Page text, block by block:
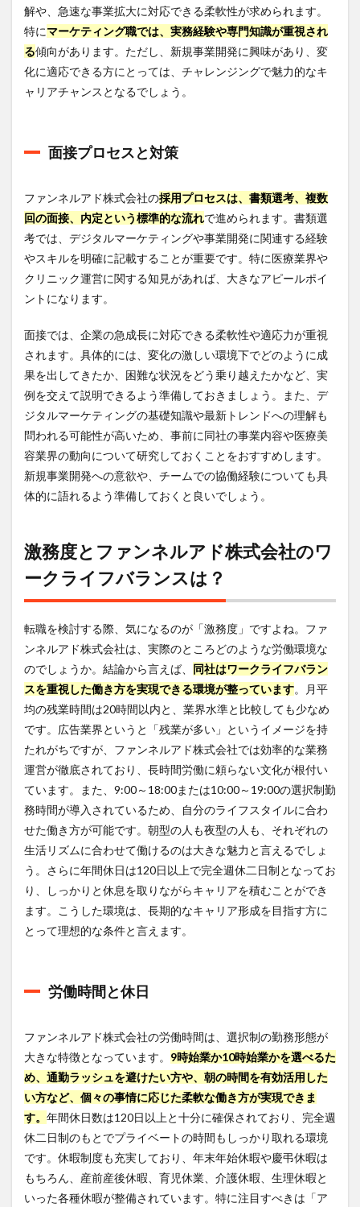
解や、急速な事業拡大に対応できる柔軟性が求められます。
特にマーケティング職では、実務経験や専門知識が重視され
る傾向があります。ただし、新規事業開発に興味があり、変
化に適応できる方にとっては、チャレンジングで魅力的なキ
ャリアチャンスとなるでしょう。
面接プロセスと対策
ファンネルアド株式会社の採用プロセスは、書類選考、複数
回の面接、内定という標準的な流れで進められます。書類選
考では、デジタルマーケティングや事業開発に関連する経験
やスキルを明確に記載することが重要です。特に医療業界や
クリニック運営に関する知見があれば、大きなアピールポイ
ントになります。
面接では、企業の急成長に対応できる柔軟性や適応力が重視
されます。具体的には、変化の激しい環境下でどのように成
果を出してきたか、困難な状況をどう乗り越えたかなど、実
例を交えて説明できるよう準備しておきましょう。また、デ
ジタルマーケティングの基礎知識や最新トレンドへの理解も
問われる可能性が高いため、事前に同社の事業内容や医療美
容業界の動向について研究しておくことをおすすめします。
新規事業開発への意欲や、チームでの協働経験についても具
体的に語れるよう準備しておくと良いでしょう。
激務度とファンネルアド株式会社のワ
ークライフバランスは？
転職を検討する際、気になるのが「激務度」ですよね。ファ
ンネルアド株式会社は、実際のところどのような労働環境な
のでしょうか。結論から言えば、 同社はワークライフバラン
スを重視した働き方を実現できる環境が整っています。月平
均の残業時間は20時間以内と、業界水準と比較しても少なめ
です。広告業界というと「残業が多い」というイメージを持
たれがちですが、ファンネルアド株式会社では効率的な業務
運営が徹底されており、長時間労働に頼らない文化が根付い
ています。また、9:00～18:00または10:00～19:00の選択制勤
務時間が導入されているため、自分のライフスタイルに合わ
せた働き方が可能です。朝型の人も夜型の人も、それぞれの
生活リズムに合わせて働けるのは大きな魅力と言えるでしょ
う。さらに年間休日は120日以上で完全週休二日制となってお
り、しっかりと休息を取りながらキャリアを積むことができ
ます。こうした環境は、長期的なキャリア形成を目指す方に
とって理想的な条件と言えます。
労働時間と休日
ファンネルアド株式会社の労働時間は、選択制の勤務形態が
大きな特徴となっています。 9時始業か10時始業かを選べるた
め、通勤ラッシュを避けたい方や、朝の時間を有効活用した
い方など、個々の事情に応じた柔軟な働き方が実現できま
す。 年間休日数は120日以上と十分に確保されており、完全週
休二日制のもとでプライベートの時間もしっかり取れる環境
です。休暇制度も充実しており、年末年始休暇や慶弔休暇は
もちろん、産前産後休暇、育児休業、介護休暇、生理休暇と
いった各種休暇が整備されています。特に注目すべきは「ア